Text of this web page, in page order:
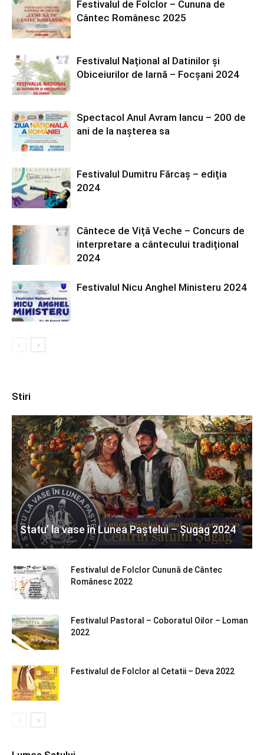
Festivalul de Folclor – Cununa de
Cântec Românesc 2025
Festivalul Național al Datinilor și
Obiceiurilor de Iarnă – Focșani 2024
Spectacol Anul Avram Iancu – 200 de
ani de la nașterea sa
Festivalul Dumitru Fărcaș – ediția
2024
Cântece de Viță Veche – Concurs de
interpretare a cântecului tradițional
2024
Festivalul Nicu Anghel Ministeru 2024
Stiri
Statu’ la vase în Lunea Paștelui – Șugag 2024
Festivalul de Folclor Cunună de Cântec
Românesc 2022
Festivalul Pastoral – Coboratul Oilor – Loman
2022
Festivalul de Folclor al Cetatii – Deva 2022